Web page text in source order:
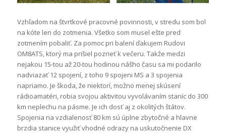
Vzhľadom na štvrtkové pracovné povinnosti, v stredu som bol
na kóte len do zotmenia. Všetko som musel ešte pred
zotmením pobaliť. Za pomoc pri balení ďakujem Rudovi
OM8ATS, ktorý ma prišiel pozrieť k večeru. Takže medzi
nejakou 15-tou až 20-tou hodinou nášho času sa mi podarilo
nadviazať 12 spojení, z toho 9 spojeni MS a 3 spojenia
napriamo. Je škoda, že niektorí, možno menej skúsení
rádioamatéri, robia svojou aktivitou vyvolávaním staníc do 300
km neplechu na pásme. Je ich dosť aj z okolitých štátov.
Spojenia na vzdialenosť 80 km sú úplne zbytočné a hlavne
brzdia stanice využiť vhodné odrazy na uskutočnenie DX